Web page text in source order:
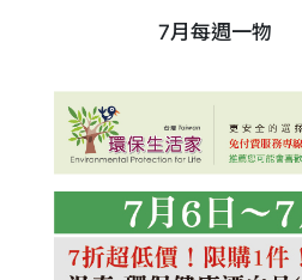
7月每週一物